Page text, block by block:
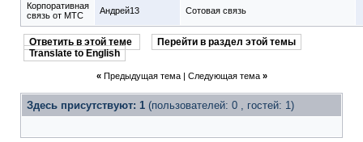
Корпоративная
связь от МТС
Андрей13 Сотовая связь
Ответить в этой теме
Перейти в раздел этой темы
Translate to English
« Предыдущая тема| Следующая тема »
Здесь присутствуют: 1 (пользователей: 0 , гостей: 1)